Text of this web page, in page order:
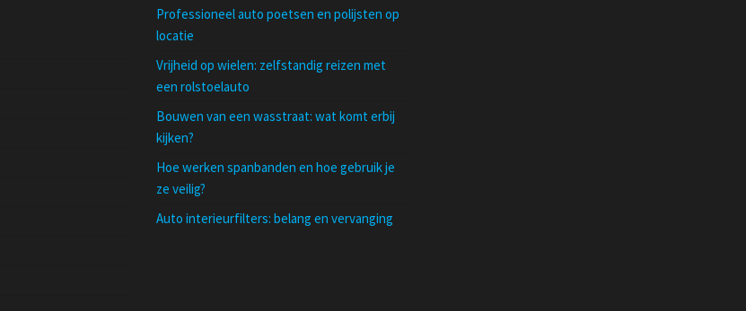
Professioneel auto poetsen en polijsten op
locatie
Vrijheid op wielen: zelfstandig reizen met
een rolstoelauto
Bouwen van een wasstraat: wat komt erbij
kijken?
Hoe werken spanbanden en hoe gebruik je
ze veilig?
Auto interieurfilters: belang en vervanging